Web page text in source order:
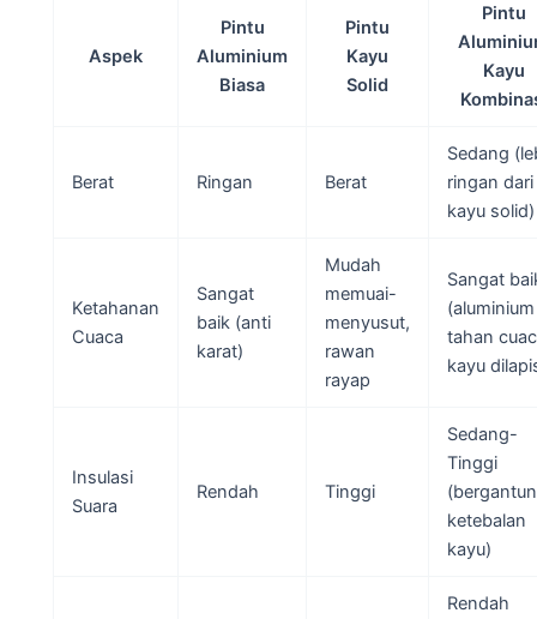
Aspek
Pintu
Aluminium
Biasa
Pintu
Kayu
Solid
Pintu
Kayu
Berat Ringan Berat
Sedang
ringan dari
kayu solid)
Ketahanan
Cuaca
Sangat
baik (anti
karat)
Mudah
memuai-
menyusut,
rawan
rayap
Sangat
(aluminium
tahan
kayu
Insulasi
Suara
Rendah Tinggi
Sedang-
Tinggi
ketebalan
kayu)
Rendah